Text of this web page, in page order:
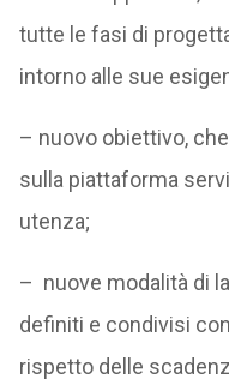
tutte le fasi di
intorno alle sue
– nuovo obiettivo,
sulla piattaforma
utenza;
– nuove modalità di
definiti e condivisi
rispetto delle